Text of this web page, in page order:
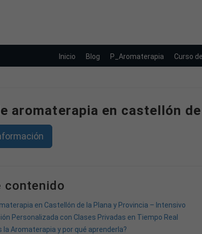
Inicio Blog P_Aromaterapia Curso
aromaterapia en castellón
contenido
en Castellón de la Plana y Provincia – Intensivo
Personalizada con Clases Privadas en Tiempo Real
la Aromaterapia y por qué aprenderla?